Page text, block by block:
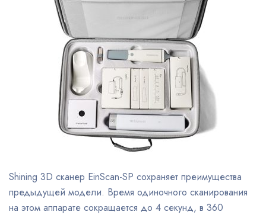
Shining 3D сканер EinScan-SP сохраняет преимущества
предыдущей модели. Время одиночного сканирования
на этом аппарате сокращается до 4 секунд, в 360